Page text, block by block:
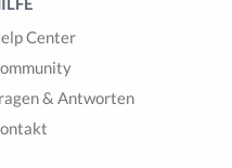
Center
& Antworten